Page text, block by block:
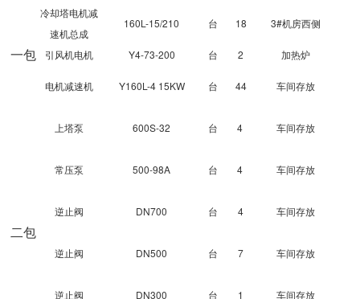
打折资产
聚循环
废钢行情
帮助中心
一包
冷却塔电机减
速机总成
160L-15/210 台 18 3#机房西侧
引风机电机 Y4-73-200 台 2 加热炉
电机减速机 Y160L-4 15KW 台 44 车间存放
二包
上塔泵 600S-32 台 4 车间存放
常压泵 500-98A 台 4 车间存放
逆止阀 DN700 台 4 车间存放
逆止阀 DN500 台 7 车间存放
逆止阀 DN300 台 1 车间存放